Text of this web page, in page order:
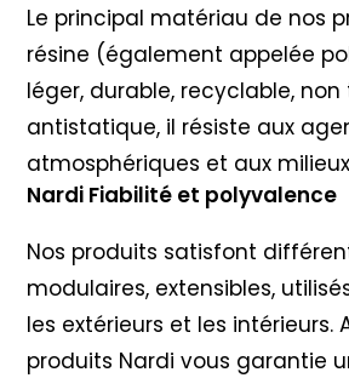
Le principal matériau de nos
résine (également appelée
léger, durable, recyclable,
antistatique, il résiste aux
atmosphériques et aux
Nardi Fiabilité et polyvalence
Nos produits satisfont
modulaires, extensibles,
les extérieurs et les intérieurs.
produits Nardi vous garantie